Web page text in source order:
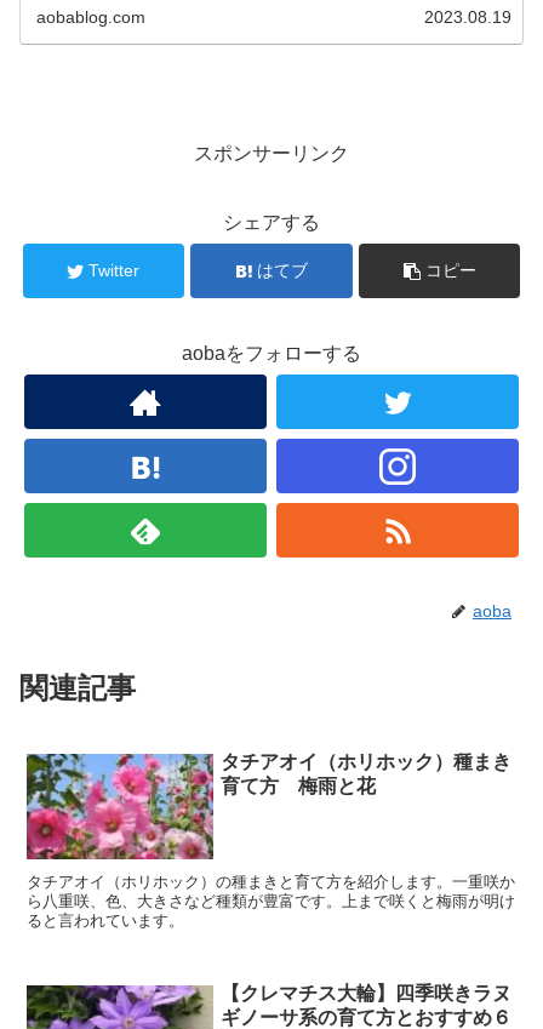
aobablog.com 2023.08.19
スポンサーリンク
シェアする
Twitter はてブ コピー
aobaをフォローする
aoba
関連記事
タチアオイ（ホリホック）種まき
育て方 梅雨と花
タチアオイ（ホリホック）の種まきと育て方を紹介します。一重咲か
ら八重咲、色、大きさなど種類が豊富です。上まで咲くと梅雨が明け
ると言われています。
【クレマチス大輪】四季咲きラヌ
ギノーサ系の育て方とおすすめ６